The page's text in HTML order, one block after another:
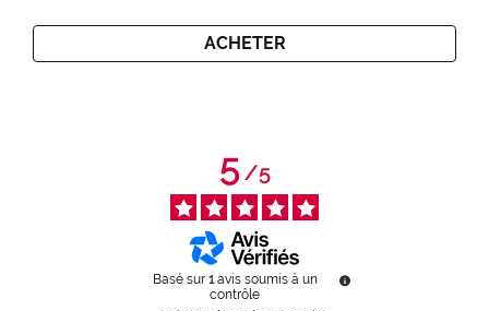
ACHETER
5/5
Basé sur 1 avis soumis à un
contrôle